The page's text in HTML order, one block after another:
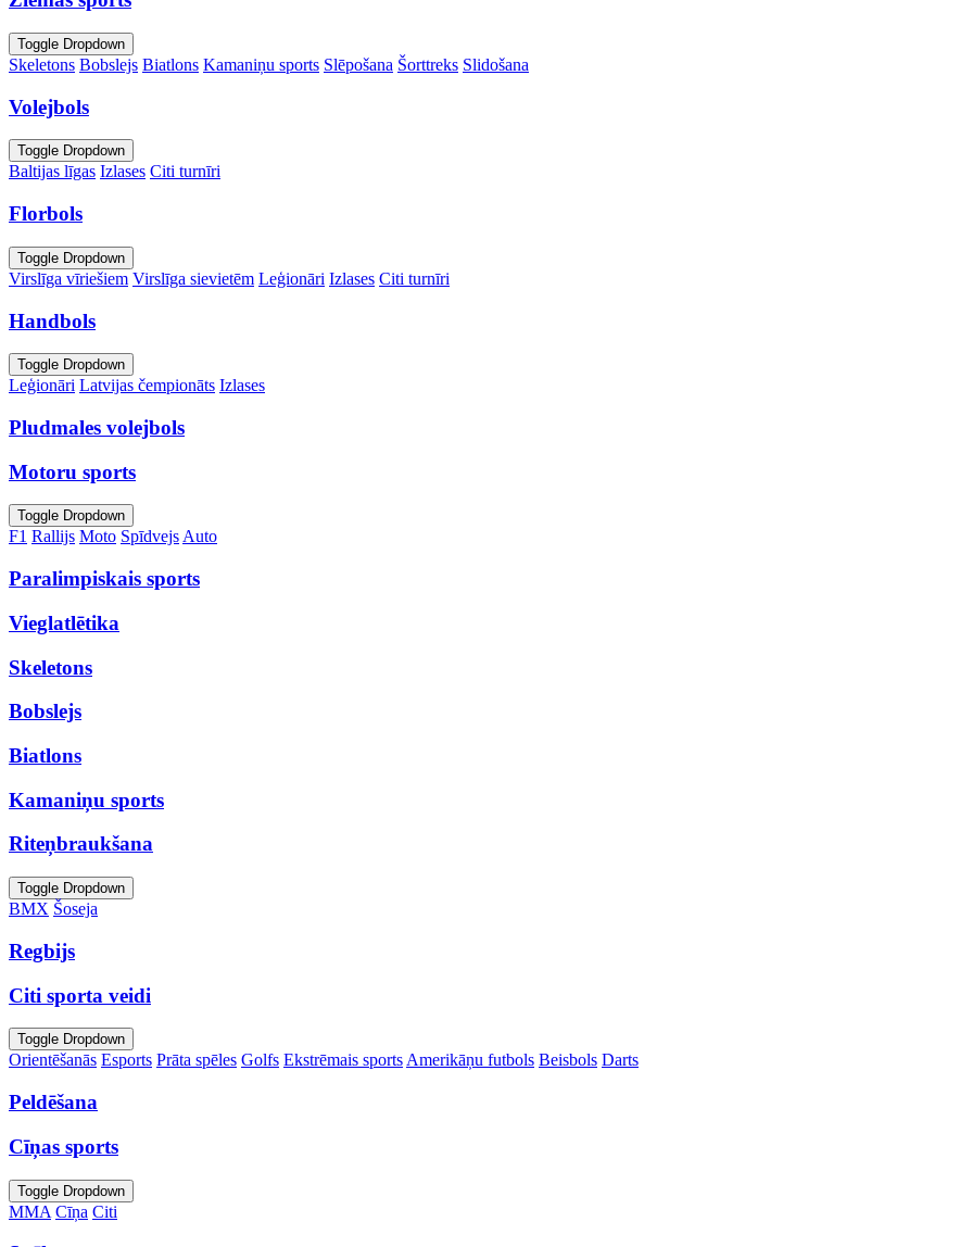
Toggle Dropdown
Skeletons Bobslejs Biatlons Kamaniņu sports Slēpošana Šorttreks Slidošana
Volejbols
Toggle Dropdown
Baltijas līgas Izlases Citi turnīri
Florbols
Toggle Dropdown
Virslīga vīriešiem Virslīga sievietēm Leģionāri Izlases Citi turnīri
Handbols
Toggle Dropdown
Leģionāri Latvijas čempionāts Izlases
Pludmales volejbols
Motoru sports
Toggle Dropdown
F1 Rallijs Moto SpīdvejsAuto
Paralimpiskais sports
Vieglatlētika
Skeletons
Bobslejs
Biatlons
Kamaniņu sports
Riteņbraukšana
Toggle Dropdown
BMX Šoseja
Regbijs
Citi sporta veidi
Toggle Dropdown
Orientēšanās Esports Prāta spēles Golfs Ekstrēmais sports Amerikāņu futbols Beisbols Darts
Peldēšana
Cīņas sports
Toggle Dropdown
MMA Cīņa Citi